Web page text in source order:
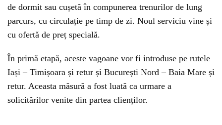
de dormit sau cușetă în compunerea trenurilor de lung
parcurs, cu circulație pe timp de zi. Noul serviciu vine și
cu ofertă de preț specială.
În primă etapă, aceste vagoane vor fi introduse pe rutele
Iași – Timișoara și retur și București Nord – Baia Mare și
retur. Aceasta măsură a fost luată ca urmare a
solicitărilor venite din partea clienților.